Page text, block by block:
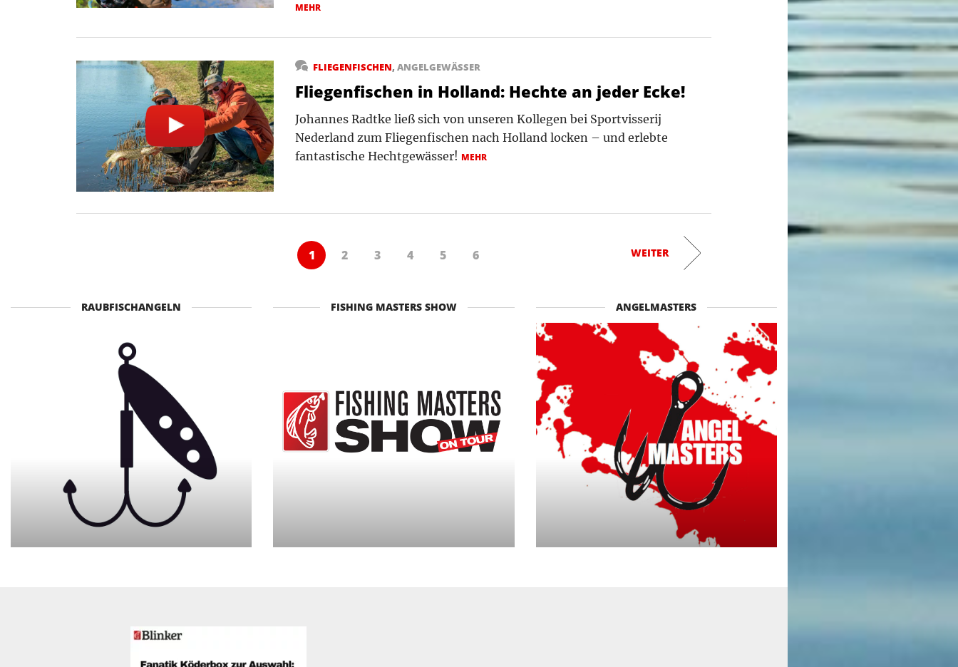
MEHR
FLIEGENFISCHEN,ANGELGEWÄSSER
Fliegenfischen in Holland: Hechte an jeder Ecke!
Johannes Radtke ließ sich von unseren Kollegen bei Sportvisserij
Nederland zum Fliegenfischen nach Holland locken – und erlebte
fantastische Hechtgewässer! MEHR
WEITER
1 2 3 4 5 6
RAUBFISCHANGELN FISHING MASTERS SHOW ANGELMASTERS